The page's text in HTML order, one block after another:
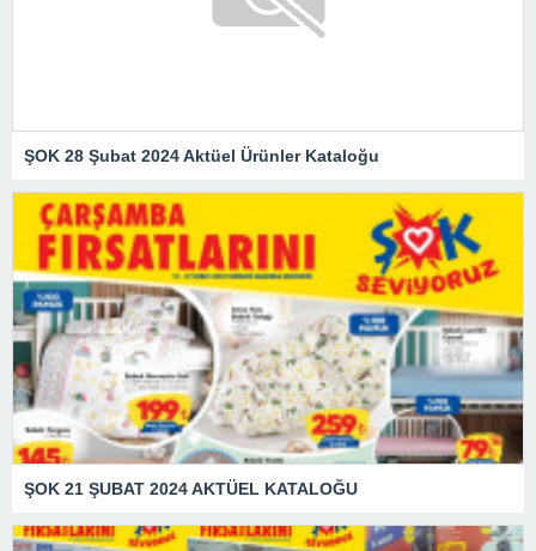
ŞOK 28 Şubat 2024 Aktüel Ürünler Kataloğu
ŞOK 21 ŞUBAT 2024 AKTÜEL KATALOĞU